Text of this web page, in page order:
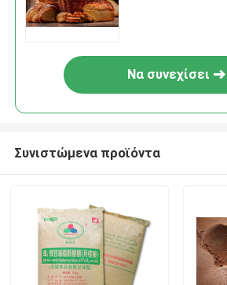
Να συνεχίσει
Συνιστώμενα προϊόντα